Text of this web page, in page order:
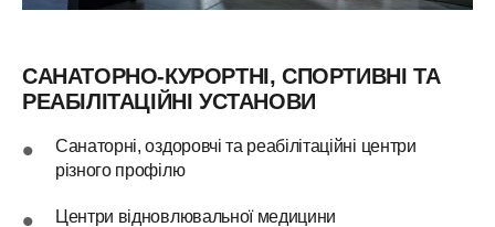
САНАТОРНО-КУРОРТНІ, СПОРТИВНІ ТА
РЕАБІЛІТАЦІЙНІ УСТАНОВИ
Санаторні, оздоровчі та реабілітаційні центри
різного профілю
Центри відновлювальної медицини